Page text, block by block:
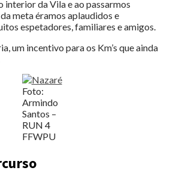
interior da Vila e ao passarmos
meta éramos aplaudidos e
espetadores, familiares e amigos.
um incentivo para os Km’s que ainda
Foto:
Armindo
Santos –
RUN 4
FFWPU